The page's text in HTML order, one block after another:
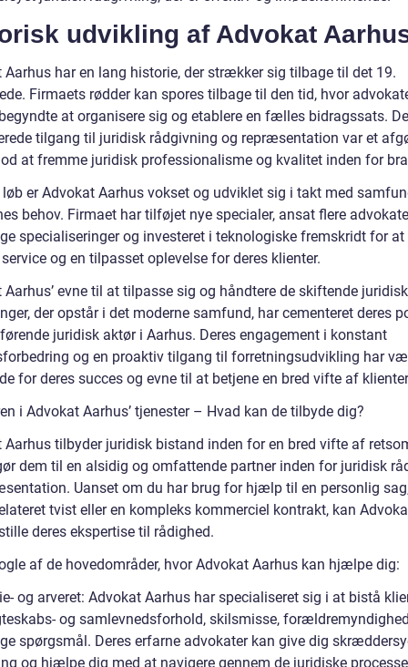
udvikling af Advokat
Aarhus har en lang historie, der strækker sig tilbage til det 19.
Firmaets rødder kan spores tilbage til den tid, hvor
at organisere sig og etablere en fælles bidragssats.
tilgang til juridisk rådgivning og repræsentation var et
at fremme juridisk professionalisme og kvalitet inden for
løb er Advokat Aarhus vokset og udviklet sig i takt med
behov. Firmaet har tilføjet nye specialer, ansat flere
specialiseringer og investeret i teknologiske fremskridt for at
og en tilpasset oplevelse for deres klienter.
Aarhus’ evne til at tilpasse sig og håndtere de skiftende
der opstår i det moderne samfund, har cementeret deres
juridisk aktør i Aarhus. Deres engagement i konstant
og en proaktiv tilgang til forretningsudvikling har
for deres succes og evne til at betjene en bred vifte af
i Advokat Aarhus’ tjenester – Hvad kan de tilbyde dig?
Aarhus tilbyder juridisk bistand inden for en bred vifte af
dem til en alsidig og omfattende partner inden for juridisk
Uanset om du har brug for hjælp til en personlig
tvist eller en kompleks kommerciel kontrakt, kan
deres ekspertise til rådighed.
af de hovedområder, hvor Advokat Aarhus kan hjælpe dig:
og arveret: Advokat Aarhus har specialiseret sig i at bistå
og samlevnedsforhold, skilsmisse,
spørgsmål. Deres erfarne advokater kan give dig
og hjælpe dig med at navigere gennem de juridiske